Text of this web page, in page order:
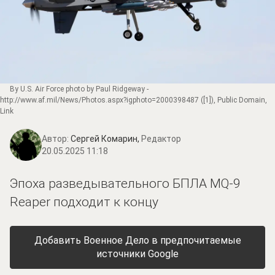
By U.S. Air Force photo by Paul Ridgeway -
http://www.af.mil/News/Photos.aspx?igphoto=2000398487 ( [1] ), Public Domain,
Link
Автор: Сергей Комарин, Редактор
20.05.2025 11:18
Эпоха разведывательного БПЛА MQ-9
Reaper подходит к концу
Добавить Военное Дело в предпочитаемые
источники Google